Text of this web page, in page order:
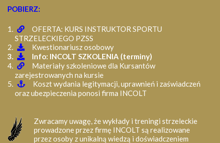
POBIERZ:
OFERTA: KURS INSTRUKTOR SPORTU
STRZELECKIEGO PZSS
Kwestionariusz osobowy
Info: INCOLT SZKOLENIA (terminy)
Materiały szkoleniowe dla Kursantów
zarejestrowanych na kursie
Koszt wydania legitymacji, uprawnień i zaświadczeń
oraz ubezpieczenia ponosi firma INCOLT
Zwracamy uwagę, że wykłady i treningi strzeleckie
prowadzone przez firmę INCOLT są realizowane
przez osoby z unikalną wiedzą i doświadczeniem